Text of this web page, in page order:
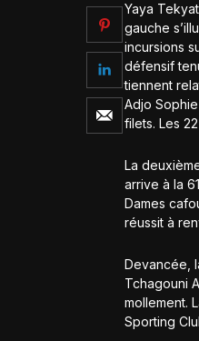
Yaya
gauche
incursions
défensif
tiennent
Adjo
filets. Les
La
arrive à la
Dames
réussit à
Devancée,
Tchagouni
mollement.
Sporting